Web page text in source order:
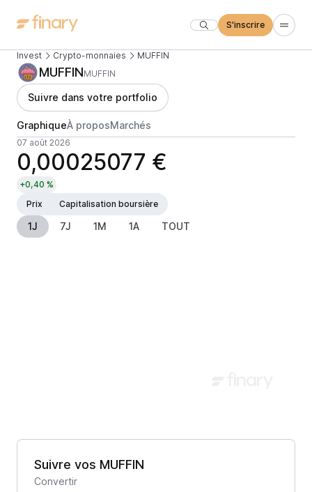
S'inscrire
Invest Crypto-monnaies MUFFIN
MUFFINMUFFIN
Suivre dans votre portfolio
GraphiqueÀ proposMarchés
07 août 2026
0,00025077 €
+0,40 %
Prix
Capitalisation boursière
1J 7J 1M 1A TOUT
Suivre vos MUFFIN
Convertir